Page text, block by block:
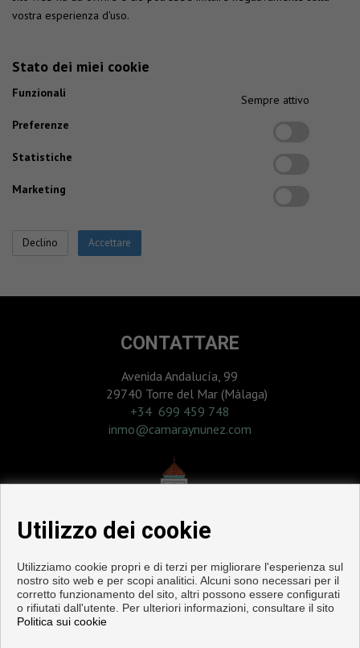
vostra esperienza d'uso.
Stato dei miei cookie
Funzionali
Sempre attivo
Preferenze
Statistiche
Marketing
CONTATTARE
Avenida Andalucía, 99
29740 Torre del Mar (Málaga)
‎+34 699 459 748
inmo@camaraynunez.com
Utilizzo dei cookie
Utilizziamo cookie propri e di terzi per migliorare l'esperienza sul
nostro sito web e per scopi analitici. Alcuni sono necessari per il
corretto funzionamento del sito, altri possono essere configurati
o rifiutati dall'utente. Per ulteriori informazioni, consultare il sito
Politica sui cookie